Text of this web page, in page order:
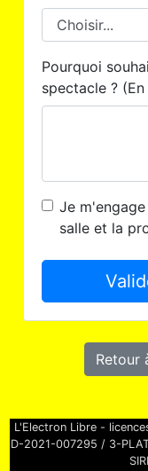
Pourquoi
spectacle ?
Je
salle et la
Retour
L'Electron Libre -
D-2021-007295 / 3-